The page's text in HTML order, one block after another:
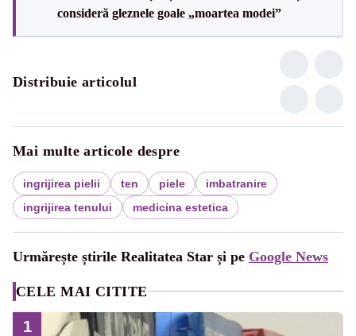
consideră gleznele goale „moartea modei”
Distribuie articolul
Mai multe articole despre
ingrijirea pielii ten piele
imbatranire
ingrijirea tenului
medicina estetica
Urmărește știrile Realitatea Star și pe Google News
CELE MAI CITITE
1